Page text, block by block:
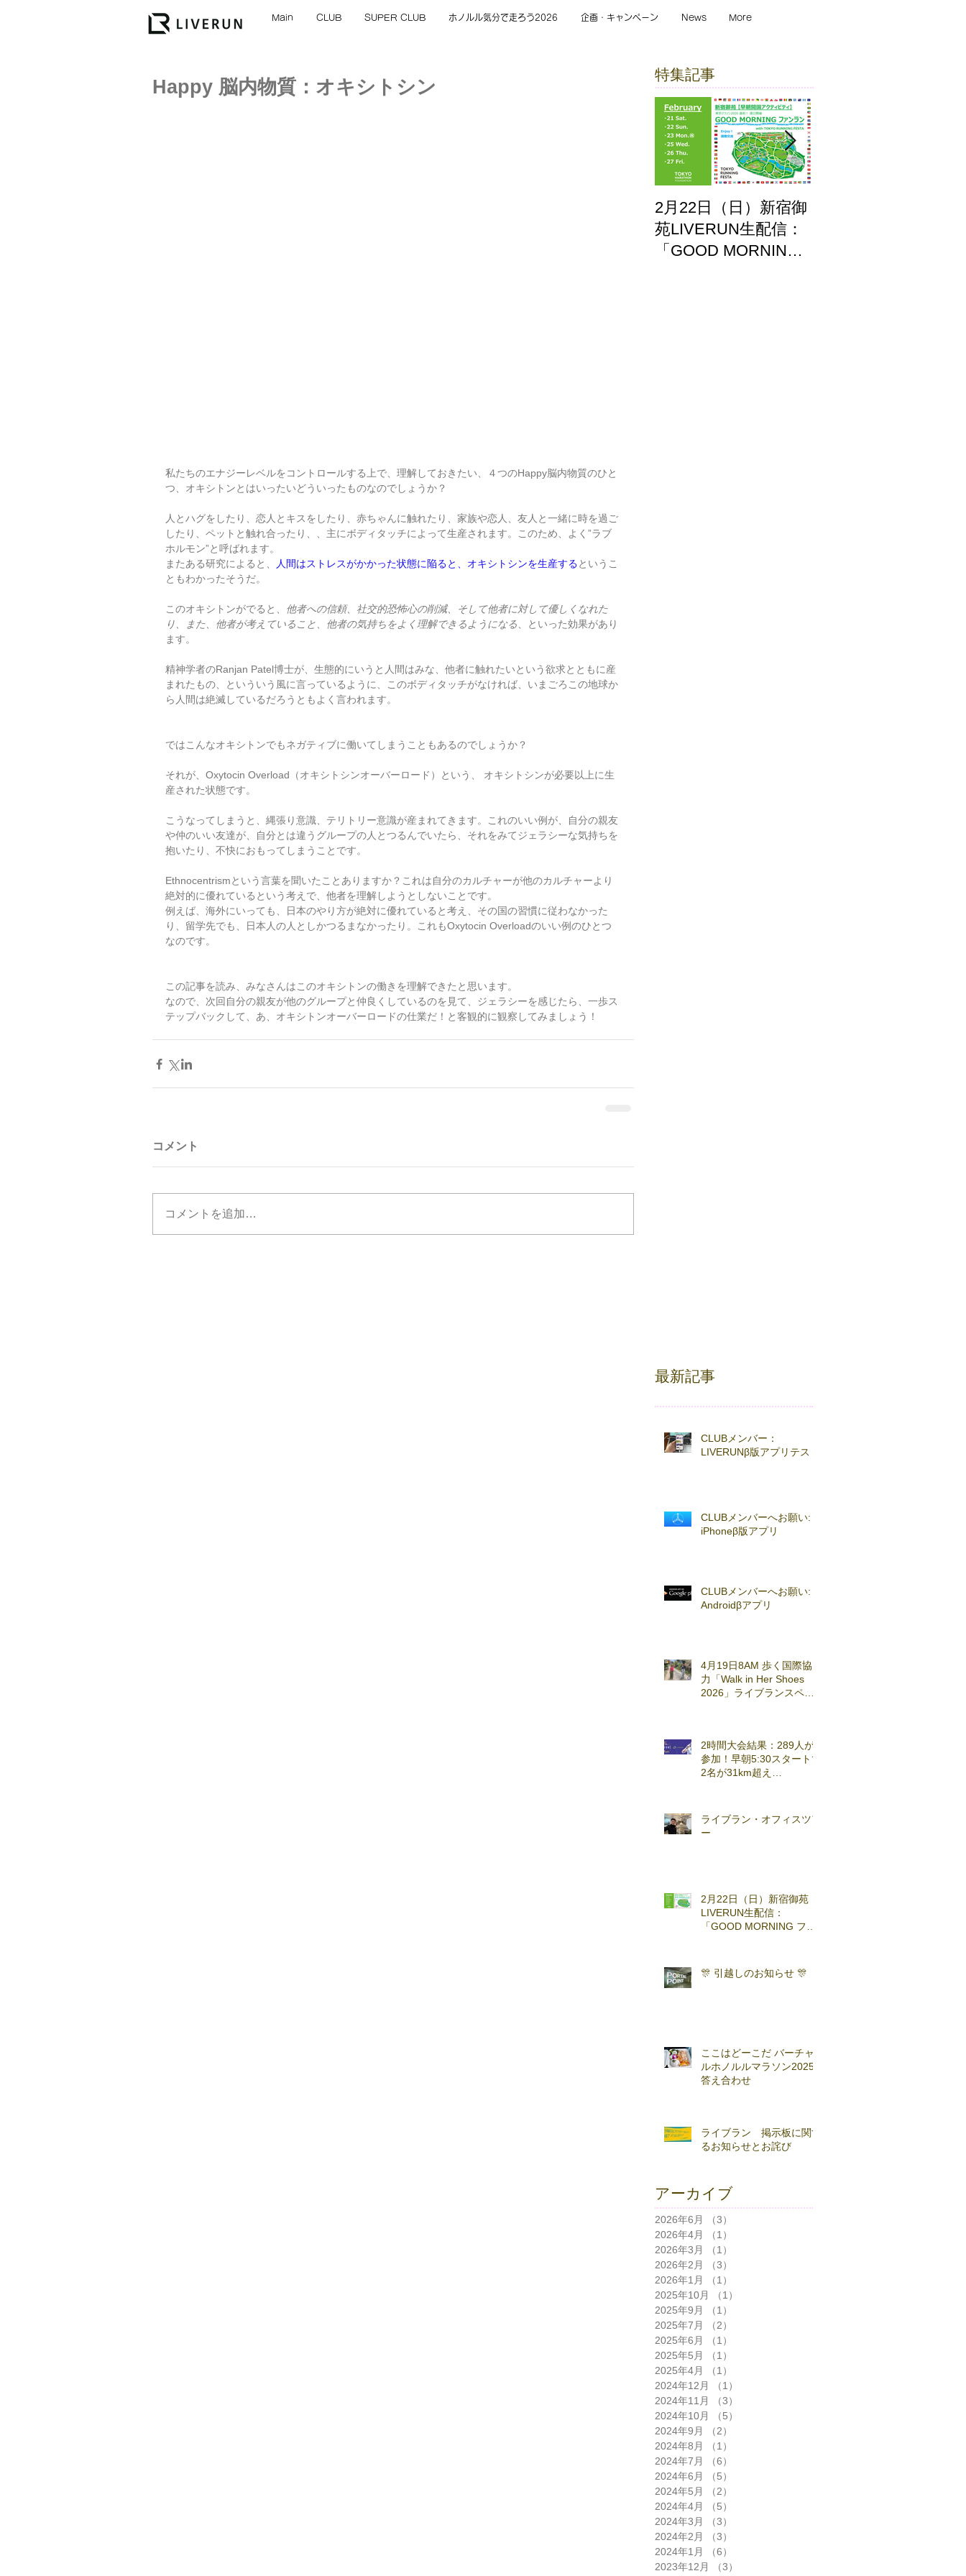
Main CLUB SUPER CLUB ホノルル気分で走ろう2026 企画・キャンペーン News More
Happy 脳内物質：オキシトシン
私たちのエナジーレベルをコントロールする上で、理解しておきたい、４つのHappy脳内物質のひと
つ、オキシトンとはいったいどういったものなのでしょうか？
人とハグをしたり、恋人とキスをしたり、赤ちゃんに触れたり、家族や恋人、友人と一緒に時を過ご
したり、ペットと触れ合ったり、、主にボディタッチによって生産されます。このため、よく”ラブ
ホルモン”と呼ばれます。
またある研究によると、
人間はストレスがかかった状態に陥ると、オキシトシンを生産するというこ
ともわかったそうだ。
このオキシトンがでると、 他者への信頼、社交的恐怖心の削減、そして他者に対して優しくなれた
り、また、他者が考えていること、他者の気持ちをよく理解できるようになる、といった効果があり
ます。
精神学者のRanjan Patel博士が、生態的にいうと人間はみな、他者に触れたいという欲求とともに産
まれたもの、といういう風に言っているように、このボディタッチがなければ、いまごろこの地球か
ら人間は絶滅しているだろうともよく言われます。
ではこんなオキシトンでもネガティブに働いてしまうこともあるのでしょうか？
それが、Oxytocin Overload（オキシトシンオーバーロード）という、 オキシトシンが必要以上に生
産された状態です。
こうなってしまうと、縄張り意識、テリトリー意識が産まれてきます。これのいい例が、自分の親友
や仲のいい友達が、自分とは違うグループの人とつるんでいたら、それをみてジェラシーな気持ちを
抱いたり、不快におもってしまうことです。
Ethnocentrismという言葉を聞いたことありますか？これは自分のカルチャーが他のカルチャーより
絶対的に優れているという考えで、他者を理解しようとしないことです。
例えば、海外にいっても、日本のやり方が絶対に優れていると考え、その国の習慣に従わなかった
り、留学先でも、日本人の人としかつるまなかったり。これもOxytocin Overloadのいい例のひとつ
なのです。
この記事を読み、みなさんはこのオキシトンの働きを理解できたと思います。
なので、次回自分の親友が他のグループと仲良くしているのを見て、ジェラシーを感じたら、一歩ス
テップバックして、あ、オキシトンオーバーロードの仕業だ！と客観的に観察してみましょう！
コメント
コメントを追加…
特集記事
2月22日（日）新宿御
苑LIVERUN生配信：
「GOOD MORNING
最新記事
CLUBメンバー：
LIVERUNβ版アプリテスト
CLUBメンバーへお願い:
iPhoneβ版アプリ
CLUBメンバーへお願い:
Androidβアプリ
4月19日8AM 歩く国際協
力「Walk in Her Shoes
2026」ライブランスペシ
2時間大会結果：289人が
参加！早朝5:30スタートで
2名が31km超え
ライブラン・オフィスツア
ー
2月22日（日）新宿御苑
LIVERUN生配信：
「GOOD MORNING ファ
🎊 引越しのお知らせ 🎊
ここはどーこだ バーチャ
ルホノルルマラソン2025
答え合わせ
ライブラン 掲示板に関す
るお知らせとお詫び
アーカイブ
2026年6月 （3）
2026年4月
（1）
2026年3月
（1）
2026年2月
（3）
2026年1月
（1）
2025年10月
（1）
2025年9月
（1）
2025年7月
（2）
2025年6月
（1）
2025年5月
（1）
2025年4月
（1）
2024年12月
（1）
2024年11月
（3）
2024年10月
（5）
2024年9月
（2）
2024年8月
（1）
2024年7月
（6）
2024年6月
（5）
2024年5月
（2）
2024年4月
（5）
2024年3月
（3）
2024年2月
（3）
2024年1月
（6）
2023年12月
（3）